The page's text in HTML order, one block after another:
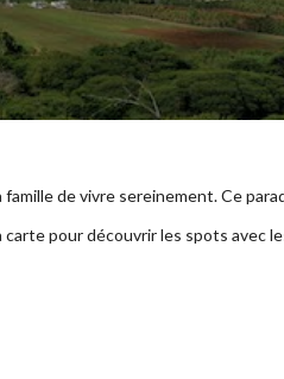
de vivre sereinement. Ce
pour découvrir les spots avec